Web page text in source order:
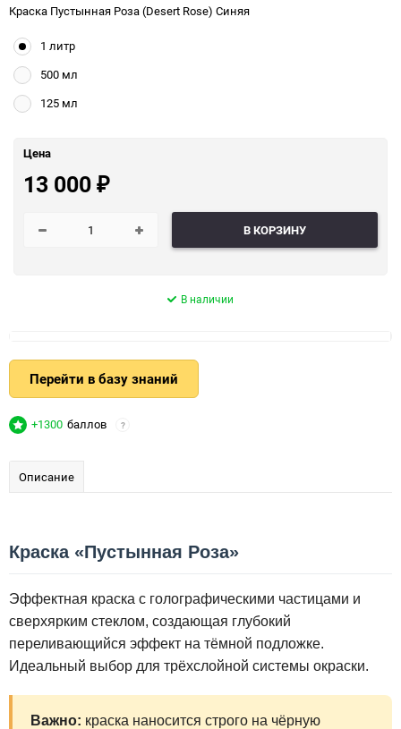
Краска Пустынная Роза (Desert Rose) Синяя
1 литр
500 мл
125 мл
Цена
13 000 ₽
В КОРЗИНУ
В наличии
Перейти в базу знаний
+1300 баллов ?
Описание
Краска «Пустынная Роза»
Эффектная краска с голографическими частицами и
сверхярким стеклом, создающая глубокий
переливающийся эффект на тёмной подложке.
Идеальный выбор для трёхслойной системы окраски.
Важно: краска наносится строго на чёрную